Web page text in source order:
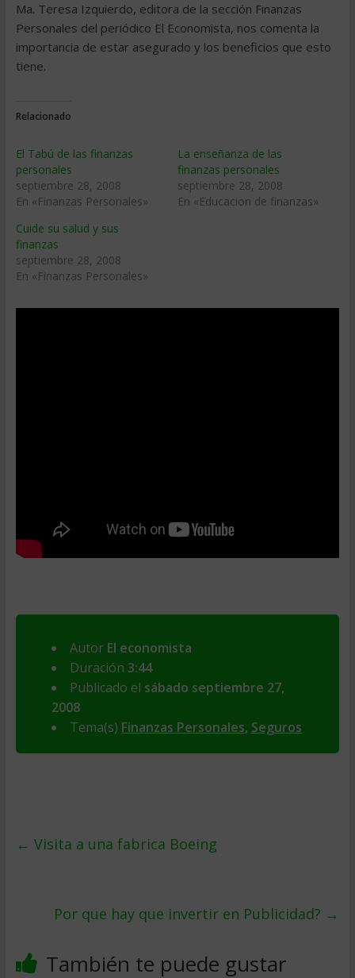
Ma. Teresa Izquierdo, editora de la sección Finanzas
Personales del periódico El Economista, nos comenta la
importancia de estar asegurado y los beneficios que esto
tiene.
Relacionado
El Tabú de las finanzas
personales
septiembre 28, 2008
En «Finanzas Personales»
La enseñanza de las
finanzas personales
septiembre 28, 2008
En «Educacion de finanzas»
Cuide su salud y sus
finanzas
septiembre 28, 2008
En «Finanzas Personales»
Autor El economista
Duración 3:44
Publicado el sábado septiembre 27,
2008
Tema(s) Finanzas Personales, Seguros
← Visita a una fabrica Boeing
Por que hay que invertir en Publicidad? →
También te puede gustar